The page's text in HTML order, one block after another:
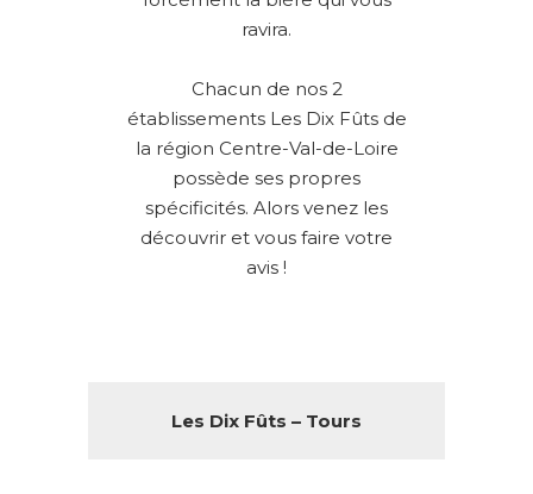
ravira.
Chacun de nos 2
établissements Les Dix Fûts de
la région Centre-Val-de-Loire
possède ses propres
spécificités. Alors venez les
découvrir et vous faire votre
avis !
Les Dix Fûts – Tours